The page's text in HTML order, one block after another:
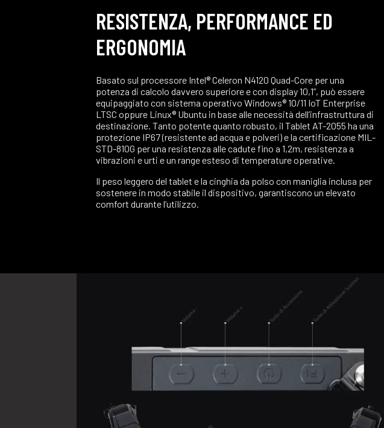
RESISTENZA, PERFORMANCE ED
ERGONOMIA
Basato sul processore Intel® Celeron N4120 Quad-Core per una
potenza di calcolo davvero superiore e con display 10,1”, può essere
equipaggiato con sistema operativo Windows® 10/11 IoT Enterprise
LTSC oppure Linux® Ubuntu in base alle necessità dell’infrastruttura di
destinazione. Tanto potente quanto robusto, il Tablet AT-2055 ha una
protezione IP67 (resistente ad acqua e polveri) e la certificazione MIL-
STD-810G per una resistenza alle cadute fino a 1,2m, resistenza a
vibrazioni e urti e un range esteso di temperature operative.
Il peso leggero del tablet e la cinghia da polso con maniglia inclusa per
sostenere in modo stabile il dispositivo, garantiscono un elevato
comfort durante l’utilizzo.